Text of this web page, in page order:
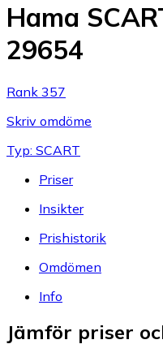
Hama
29654
Rank 357
Skriv omdöme
Typ: SCART
Priser
Insikter
Prishistorik
Omdömen
Info
Jämför priser